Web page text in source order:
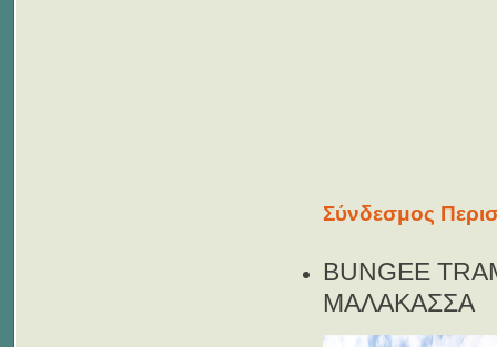
Σύνδεσμος
BUNGEE
ΜΑΛΑΚΑΣΣΑ